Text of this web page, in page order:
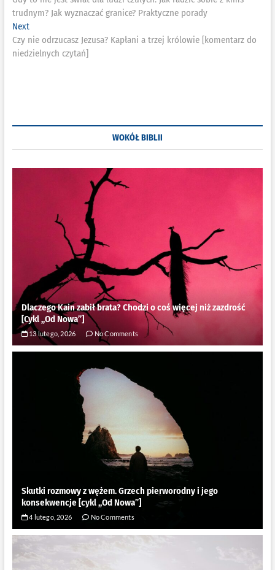
wpisu
trudnym? Jak wyznaczać granice? Praktyczne porady
NextNext
post:
Czy nie odrzucasz Jezusa? Kapłani a trzej królowie [komentarz do
niedzielnych czytań]
WOKÓŁ BIBLII
Dlaczego Kain zabił brata? Chodzi o coś więcej niż zazdrość
[Cykl ,,Od Nowa”]
13 lutego, 2026 No Comments
Skutki rozmowy z wężem. Grzech pierworodny i jego
konsekwencje [cykl ,,Od Nowa”]
4 lutego, 2026 No Comments